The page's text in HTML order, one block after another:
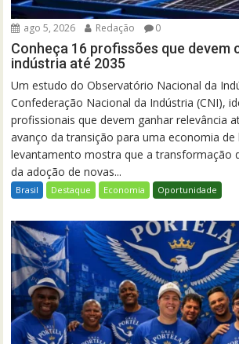
ago 5, 2026 Redação 0
Conheça 16 profissões que devem
indústria até 2035
Um estudo do Observatório Nacional da
Confederação Nacional da Indústria (CNI),
profissionais que devem ganhar relevância
avanço da transição para uma economia
levantamento mostra que a transformação
da adoção de novas...
Brasil Destaque Economia Oportunidade